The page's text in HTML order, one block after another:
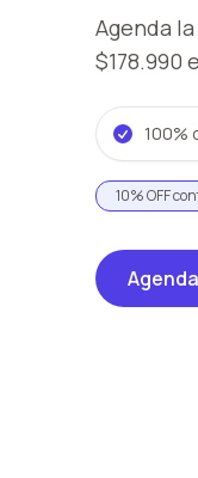
Agenda
$178.990
100%
10% OFF